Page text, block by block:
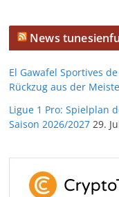
News
El Gawafel Sportives
Rückzug aus der
Ligue 1 Pro: Spielplan
Saison 2026/2027 29.